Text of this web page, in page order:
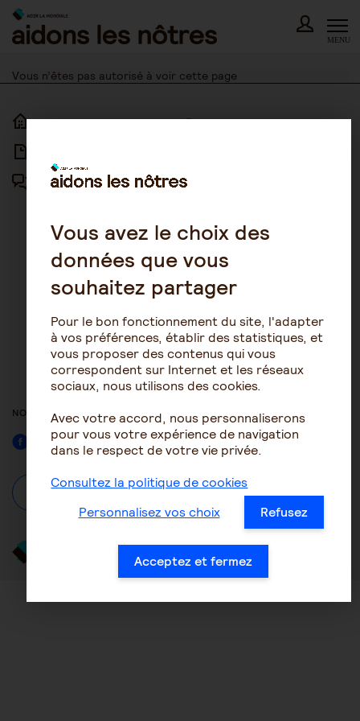
Skip
content
MENU
Vous n’êtes pas autorisé à voir cette page
ACCUEIL
FORUM
PLAN DU SITE
D’UTILISATION
POLITIQUE DE PROTECTION DES
GESTION DES COOKIES
ACCESSIBILITÉ : NON
CONFORME
NOUS SUIVRE
Facebook
À propos Se connecter / S'inscrire
Vous avez le choix des
données que vous
souhaitez partager
Pour le bon fonctionnement du site, l'adapter
à vos préférences, établir des statistiques, et
vous proposer des contenus qui vous
correspondent sur Internet et les réseaux
sociaux, nous utilisons des cookies.
Avec votre accord, nous personnaliserons
pour vous votre expérience de navigation
dans le respect de votre vie privée.
Consultez la politique de cookies
Personnalisez vos choix
Refusez
Acceptez et fermez